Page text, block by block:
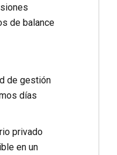
de balance
de gestión
días
privado
en un